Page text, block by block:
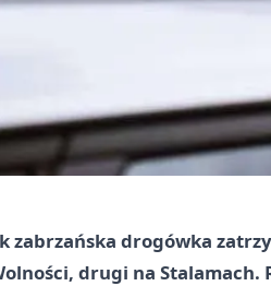
zabrzańska drogówka
drugi na